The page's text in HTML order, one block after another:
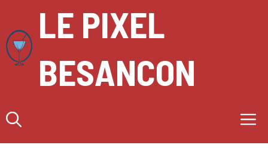
contenu LE PIXEL
BESANCON